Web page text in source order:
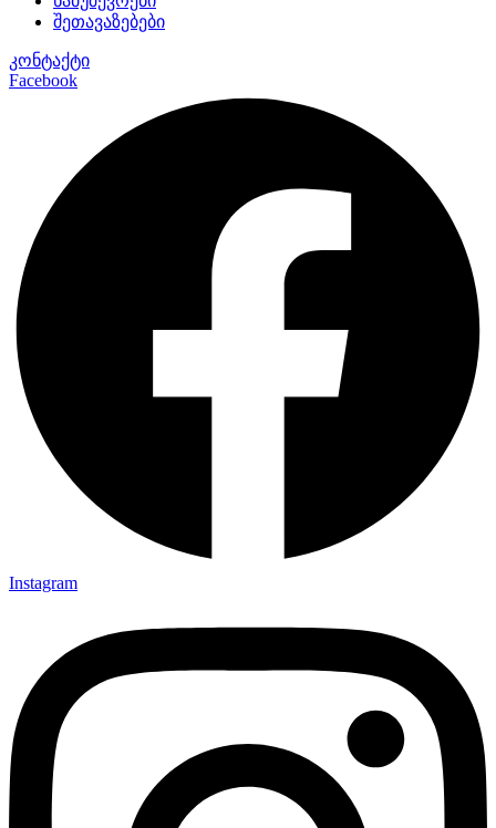
შეთავაზებები
კონტაქტი
Facebook
Instagram